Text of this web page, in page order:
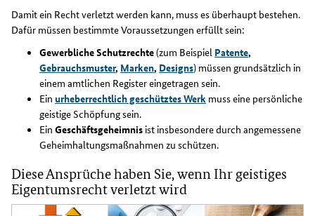
Damit ein Recht verletzt werden kann, muss es überhaupt bestehen.
Dafür müssen bestimmte Voraussetzungen erfüllt sein:
Gewerbliche Schutzrechte(zum Beispiel Patente,
Gebrauchsmuster, Marken, Designs) müssen grundsätzlich in
einem amtlichen Register eingetragen sein.
Ein urheberrechtlich geschütztes Werk muss eine persönliche
geistige Schöpfung sein.
Ein Geschäftsgeheimnis ist insbesondere durch angemessene
Geheimhaltungsmaßnahmen zu schützen.
Diese Ansprüche haben Sie, wenn Ihr geistiges
Eigentumsrecht verletzt wird